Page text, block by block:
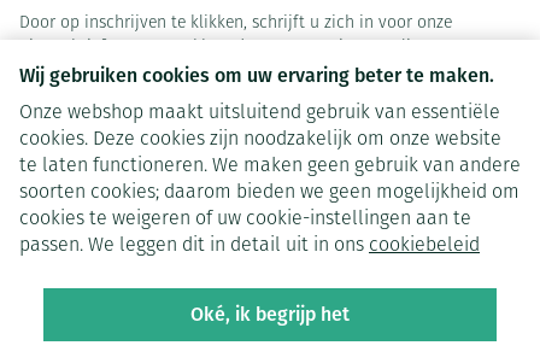
Wij gebruiken cookies om uw ervaring beter te maken.
Onze webshop maakt uitsluitend gebruik van essentiële
cookies. Deze cookies zijn noodzakelijk om onze website
te laten functioneren. We maken geen gebruik van andere
soorten cookies; daarom bieden we geen mogelijkheid om
cookies te weigeren of uw cookie-instellingen aan te
passen. We leggen dit in detail uit in ons cookiebeleid
Oké, ik begrijp het
Door op inschrijven te klikken, schrijft u zich in voor onze
Juridische links